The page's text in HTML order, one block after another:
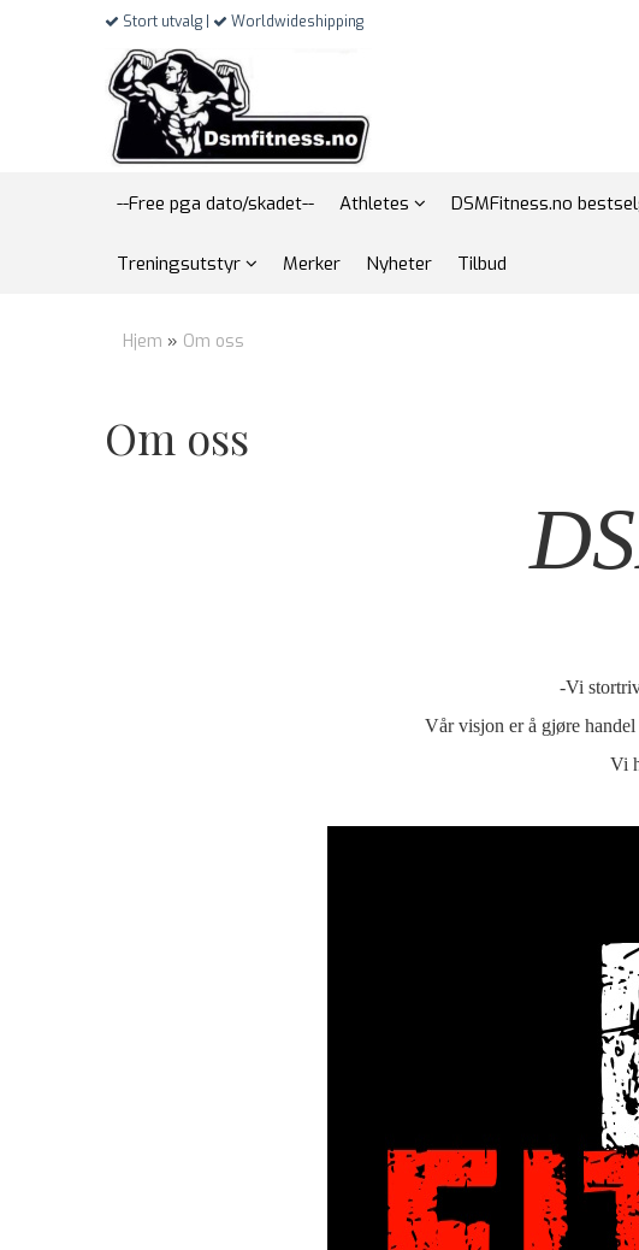
Stort utvalg | Worldwideshipping
--Free pga dato/skadet-- Athletes DSMFitness.no
Treningsutstyr Merker Nyheter Tilbud
Hjem » Om oss
Om oss
-Vi
Vår visjon er å gjøre
Vi